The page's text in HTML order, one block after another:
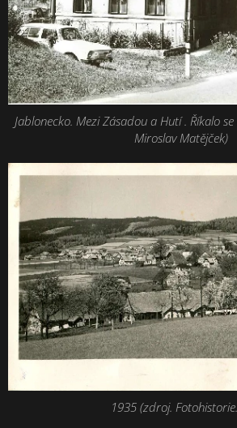
Jablonecko. Mezi Zásadou a Hutí . Říkalo
Miroslav Matějček)
1935 (zdroj.